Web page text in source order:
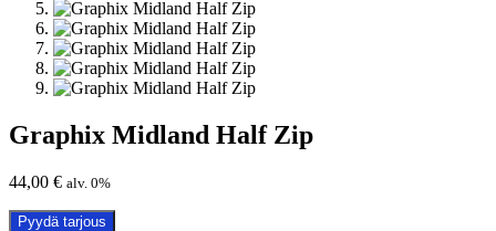
Graphix Midland Half Zip
44,00 € alv. 0%
Pyydä tarjous